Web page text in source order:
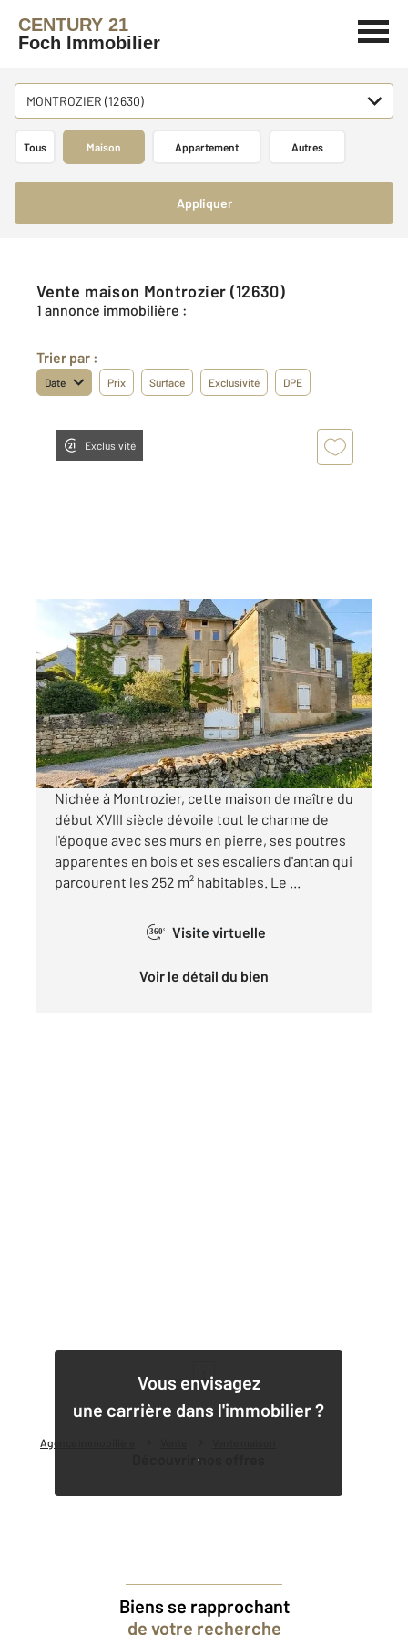
CENTURY 21
Foch Immobilier
MONTROZIER (12630)
Tous Maison Appartement Autres
Appliquer
Agence immobilière
Vente maison Montrozier (12630)
1 annonce immobilière :
Trier par :
Date Prix Surface Exclusivité DPE
Exclusivité
MONTROZIER 12
252 m2, 5 pièces
Ref : 27742
Maison à vendre
391 000 €
Visiter le site dédié
Nichée à Montrozier, cette maison de maître du
début XVIII siècle dévoile tout le charme de
l'époque avec ses murs en pierre, ses poutres
apparentes en bois et ses escaliers d'antan qui
parcourent les 252 m² habitables. Le ...
360° Visite virtuelle
Voir le détail du bien
Vous envisagez
une carrière dans l'immobilier ?
Découvrir nos offres
Biens se rapprochant
de votre recherche